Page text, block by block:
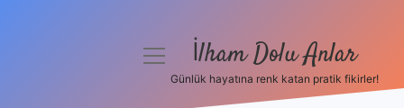
menüyü İlham Dolu Anlar
Günlük hayatına renk katan pratik fikirler!